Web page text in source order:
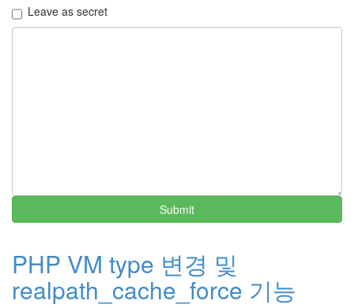
Leave as secret
Submit
PHP VM type 변경 및
realpath_cache_force 기능